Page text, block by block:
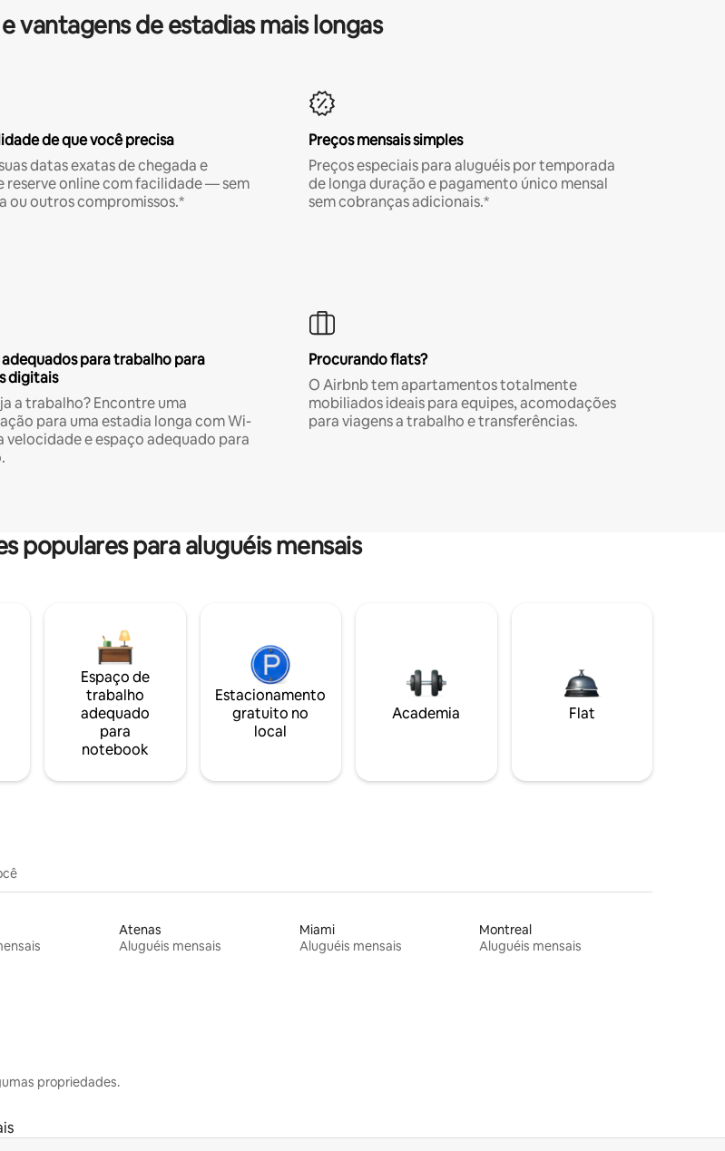
vantagens de estadias mais longas
de que você precisa
datas exatas de chegada e
reserve online com facilidade — sem
ou outros compromissos.*
Preços mensais simples
Preços especiais para aluguéis por temporada
de longa duração e pagamento único mensal
sem cobranças adicionais.*
adequados para trabalho para
digitais
a trabalho? Encontre uma
para uma estadia longa com Wi-
velocidade e espaço adequado para
Procurando flats?
O Airbnb tem apartamentos totalmente
mobiliados ideais para equipes, acomodações
para viagens a trabalho e transferências.
populares para aluguéis mensais
Espaço de
trabalho
adequado
para
notebook
Estacionamento
gratuito no
local
Academia Flat
Atenas
Aluguéis mensais
Miami
Aluguéis mensais
Montreal
Aluguéis mensais
propriedades.